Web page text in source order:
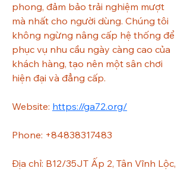
phong, đảm bảo trải nghiệm mượt
mà nhất cho người dùng. Chúng tôi
không ngừng nâng cấp hệ thống để
phục vụ nhu cầu ngày càng cao của
khách hàng, tạo nên một sân chơi
hiện đại và đẳng cấp.
Website: https://ga72.org/
Phone: +84838317483
Địa chỉ: B12/35JT Ấp 2, Tân Vĩnh Lộc,